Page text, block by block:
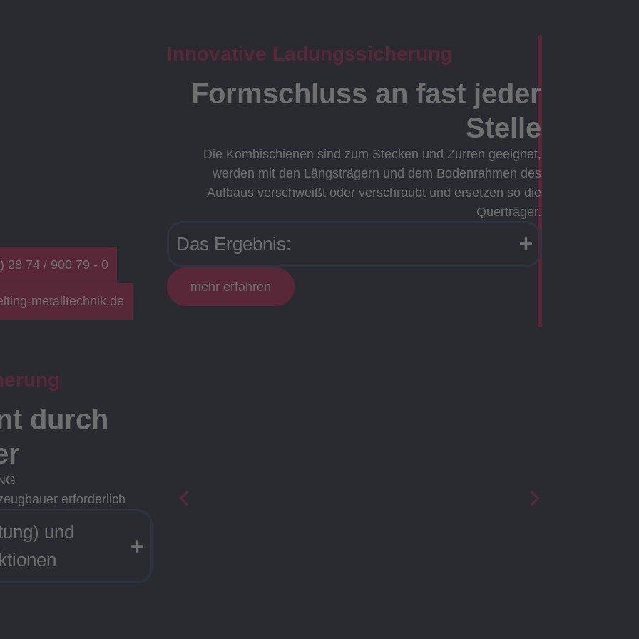
Innovative Ladungssicherung
Formschluss an fast jeder
Stelle
Die Kombischienen sind zum Stecken und Zurren geeignet,
werden mit den Längsträgern und dem Bodenrahmen des
Aufbaus verschweißt oder verschraubt und ersetzen so die
Querträger.
Das Ergebnis:
mehr erfahren
durch
erforderlich
und
28 74 / 900 79 - 0
metalltechnik.de